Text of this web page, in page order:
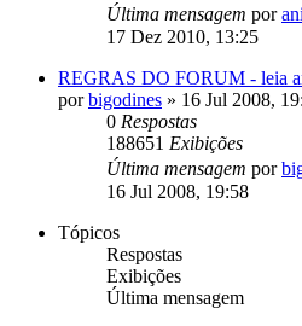
Última mensagem por
17 Dez 2010, 13:25
REGRAS DO FORUM - leia
porbigodines » 16 Jul 2008,
0 Respostas
188651 Exibições
Última mensagem por
16 Jul 2008, 19:58
Tópicos
Respostas
Exibições
Última mensagem